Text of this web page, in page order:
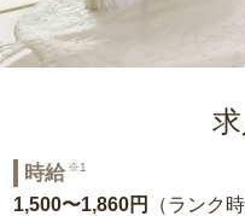
時給 ※1
1,500〜1,860円
（ランク